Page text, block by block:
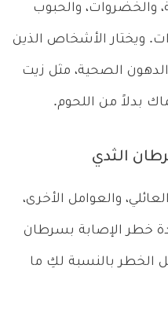
والخضروات، والحبوب
ويختار الأشخاص الذين
الصحية، مثل زيت
بدلاً من اللحوم.
الثدي
والعوامل الأخرى،
خطر الإصابة بسرطان
الخطر بالنسبة لكِ ما